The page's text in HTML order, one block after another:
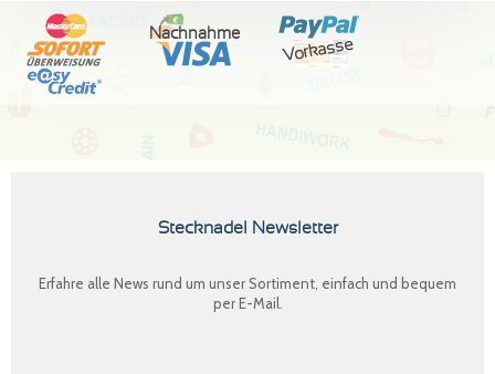
Nachnahme
Vorkasse
Stecknadel Newsletter
Erfahre alle News rund um unser Sortiment, einfach und bequem
per E-Mail.